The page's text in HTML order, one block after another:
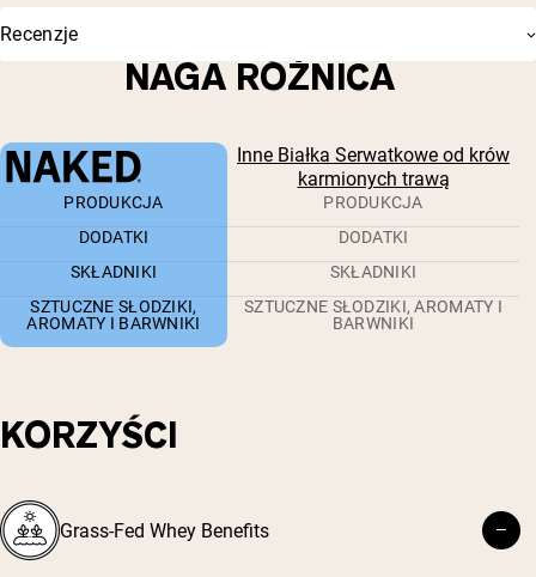
Recenzje
NAGA RÓŻNICA
Inne Białka Serwatkowe od krów
karmionych trawą
PRODUKCJA
PRODUKCJA
DODATKI
DODATKI
SKŁADNIKI
SKŁADNIKI
SZTUCZNE SŁODZIKI,
AROMATY I BARWNIKI
SZTUCZNE SŁODZIKI, AROMATY I
BARWNIKI
KORZYŚCI
Grass-Fed Whey Benefits